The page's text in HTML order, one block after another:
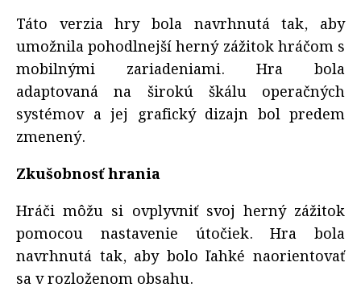
Táto verzia hry bola navrhnutá tak, aby
umožnila pohodlnejší herný zážitok hráčom s
mobilnými zariadeniami. Hra bola
adaptovaná na širokú škálu operačných
systémov a jej grafický dizajn bol predem
zmenený.
Zkušobnosť hrania
Hráči môžu si ovplyvniť svoj herný zážitok
pomocou nastavenie útočiek. Hra bola
navrhnutá tak, aby bolo ľahké naorientovať
sa v rozloženom obsahu.